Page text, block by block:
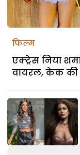
फिल्म
एक्ट्रेस निया
वायरल, केक